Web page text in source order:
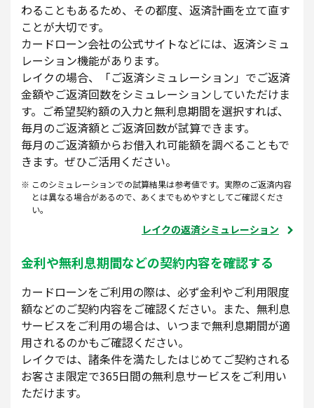
わることもあるため、その都度、返済計画を立て直す
ことが大切です。
カードローン会社の公式サイトなどには、返済シミュ
レーション機能があります。
レイクの場合、「ご返済シミュレーション」でご返済
金額やご返済回数をシミュレーションしていただけま
す。ご希望契約額の入力と無利息期間を選択すれば、
毎月のご返済額とご返済回数が試算できます。
毎月のご返済額からお借入れ可能額を調べることもで
きます。ぜひご活用ください。
このシミュレーションでの試算結果は参考値です。実際のご返済内容
とは異なる場合があるので、あくまでもめやすとしてご確認くださ
い。
レイクの返済シミュレーション
金利や無利息期間などの契約内容を確認する
カードローンをご利用の際は、必ず金利やご利用限度
額などのご契約内容をご確認ください。また、無利息
サービスをご利用の場合は、いつまで無利息期間が適
用されるのかもご確認ください。
レイクでは、諸条件を満たしたはじめてご契約される
お客さま限定で365日間の無利息サービスをご利用い
ただけます。